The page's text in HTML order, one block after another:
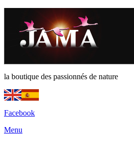
la boutique des passionnés de nature
Facebook
Menu